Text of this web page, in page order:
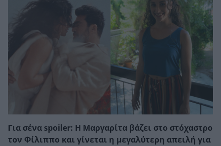
Για σένα spoiler: Η Μαργαρίτα βάζει στο στόχαστρο
τον Φίλιππο και γίνεται η μεγαλύτερη απειλή για